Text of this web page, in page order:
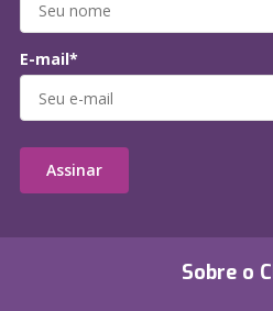
Sobre o
E-mail*
Assinar